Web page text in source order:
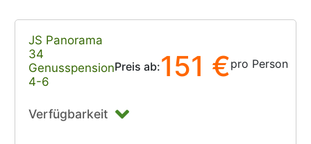
JS Panorama
34
Genusspension
4-6
Preis ab:151 €pro Person
Verfügbarkeit